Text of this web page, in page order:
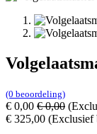
(0 beoordeling)
€ 0,00 €0,00
€ 325,00 (Exclusief